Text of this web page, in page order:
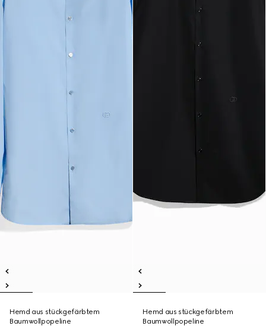
Hemd aus stückgefärbtem
Baumwollpopeline
Hemd aus stückgefärbtem
Baumwollpopeline